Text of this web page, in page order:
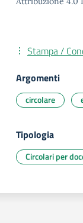
Stampa /
Argomenti
circolare
Tipologia
Circolari per